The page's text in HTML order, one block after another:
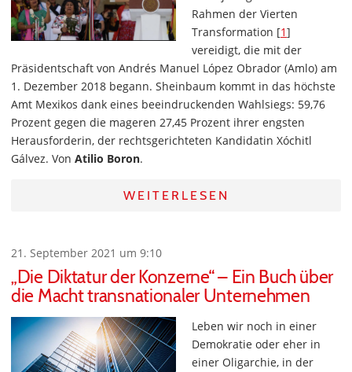
Rahmen der Vierten
Transformation [1]
vereidigt, die mit der
Präsidentschaft von Andrés Manuel López Obrador (Amlo) am
1. Dezember 2018 begann. Sheinbaum kommt in das höchste
Amt Mexikos dank eines beeindruckenden Wahlsiegs: 59,76
Prozent gegen die mageren 27,45 Prozent ihrer engsten
Herausforderin, der rechtsgerichteten Kandidatin Xóchitl
Gálvez. Von Atilio Boron.
WEITERLESEN
21. September 2021 um 9:10
„Die Diktatur der Konzerne“ – Ein Buch über
die Macht transnationaler Unternehmen
Leben wir noch in einer
Demokratie oder eher in
einer Oligarchie, in der